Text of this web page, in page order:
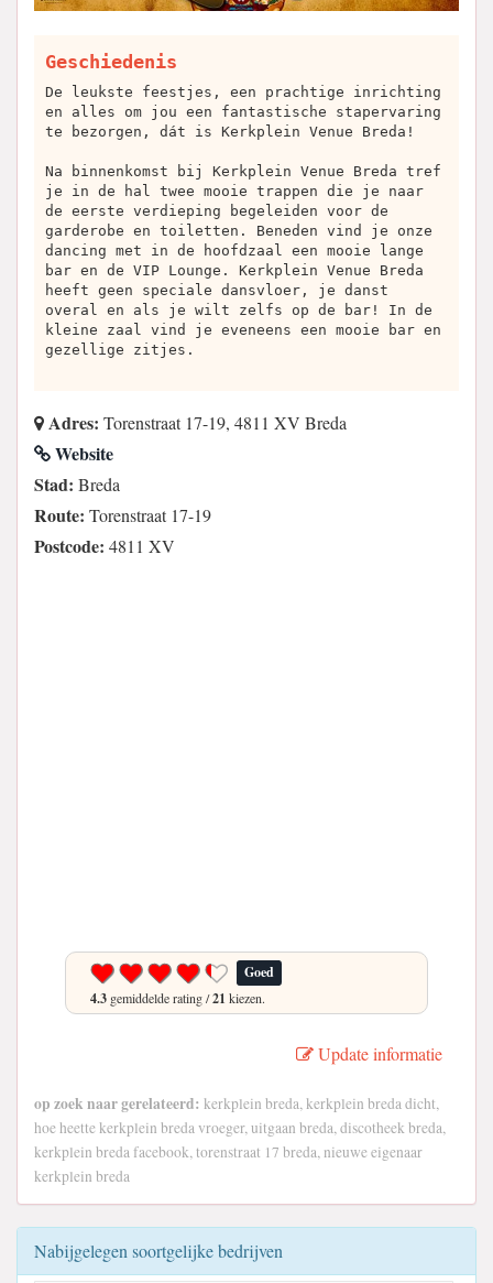
Geschiedenis
De leukste feestjes, een prachtige inrichting
en alles om jou een fantastische stapervaring
te bezorgen, dát is Kerkplein Venue Breda!
Na binnenkomst bij Kerkplein Venue Breda tref
je in de hal twee mooie trappen die je naar
de eerste verdieping begeleiden voor de
garderobe en toiletten. Beneden vind je onze
dancing met in de hoofdzaal een mooie lange
bar en de VIP Lounge. Kerkplein Venue Breda
heeft geen speciale dansvloer, je danst
overal en als je wilt zelfs op de bar! In de
kleine zaal vind je eveneens een mooie bar en
gezellige zitjes.
Adres: Torenstraat 17-19, 4811 XV Breda
Website
Stad: Breda
Route: Torenstraat 17-19
Postcode: 4811 XV
Goed
4.3 gemiddelde rating /21 kiezen.
Update informatie
op zoek naar gerelateerd: kerkplein breda, kerkplein breda dicht,
hoe heette kerkplein breda vroeger, uitgaan breda, discotheek breda,
kerkplein breda facebook, torenstraat 17 breda, nieuwe eigenaar
kerkplein breda
Nabijgelegen soortgelijke bedrijven